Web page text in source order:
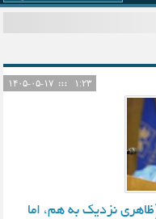
۱:۲۳
نزدیک به هم، اما